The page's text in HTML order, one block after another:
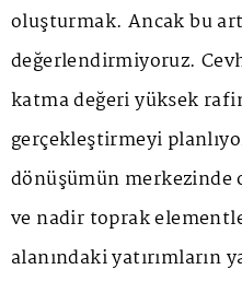
oluşturmak. Ancak bu
değerlendirmiyoruz.
katma değeri yüksek
gerçekleştirmeyi
dönüşümün
ve nadir toprak
alanındaki yatırımların